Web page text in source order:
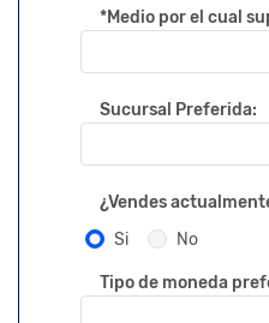
*Medio por el cual
Sucursal Preferida:
¿Vendes
Si
No
Tipo de moneda